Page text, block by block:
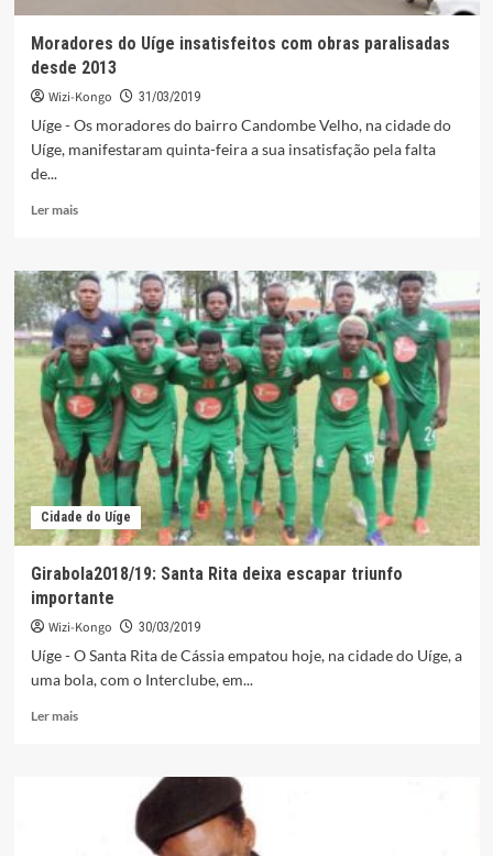
Moradores do Uíge insatisfeitos com obras paralisadas
desde 2013
Wizi-Kongo 31/03/2019
Uíge - Os moradores do bairro Candombe Velho, na cidade do
Uíge, manifestaram quinta-feira a sua insatisfação pela falta
de...
Ler maisLeia
Moradores
do
Uíge
insatisfeitos
com
obras
paralisadas
desde
2013
Cidade do Uíge
Girabola2018/19: Santa Rita deixa escapar triunfo
importante
Wizi-Kongo 30/03/2019
Uíge - O Santa Rita de Cássia empatou hoje, na cidade do Uíge, a
uma bola, com o Interclube, em...
Ler maisLeia
Girabola2018/19: